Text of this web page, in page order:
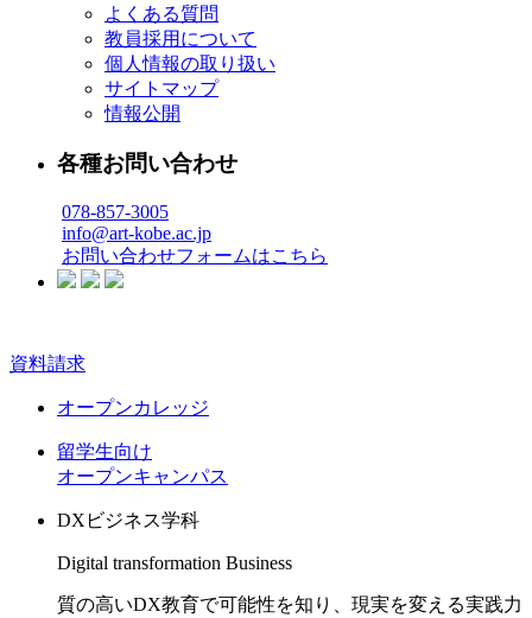
よくある質問
教員採用について
個人情報の取り扱い
サイトマップ
情報公開
各種お問い合わせ
078-857-3005
info@art-kobe.ac.jp
お問い合わせフォームはこちら
資料請求
オープンカレッジ
留学生向け
オープンキャンパス
DXビジネス学科
Digital transformation Business
質の高いDX教育で可能性を知り、現実を変える実践力